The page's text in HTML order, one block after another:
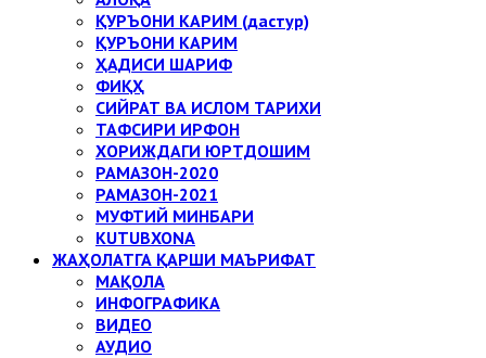
ҚУРЪОНИ КАРИМ (дастур)
ҚУРЪОНИ КАРИМ
ҲАДИСИ ШАРИФ
ФИҚҲ
СИЙРАТ ВА ИСЛОМ ТАРИХИ
ТАФСИРИ ИРФОН
ХОРИЖДАГИ ЮРТДОШИМ
РАМАЗОН-2020
РАМАЗОН-2021
МУФТИЙ МИНБАРИ
KUTUBXONA
ЖАҲОЛАТГА ҚАРШИ МАЪРИФАТ
МАҚОЛА
ИНФОГРАФИКА
ВИДЕО
АУДИО